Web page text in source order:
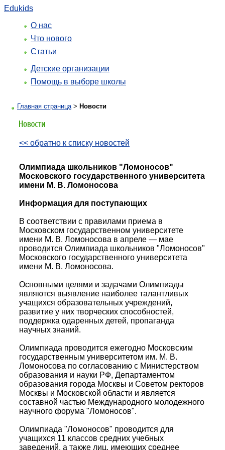
Edukids
О нас
Что нового
Статьи
Детские организации
Помощь в выборе школы
Главная страница> Новости
<< обратно к списку новостей
Олимпиада школьников "Ломоносов"
Московского государственного университета
имени М. В. Ломоносова
Информация для поступающих
В соответствии с правилами приема в
Московском государственном университете
имени М. В. Ломоносова в апреле — мае
проводится Олимпиада школьников "Ломоносов"
Московского государственного университета
имени М. В. Ломоносова.
Основными целями и задачами Олимпиады
являются выявление наиболее талантливых
учащихся образовательных учреждений,
развитие у них творческих способностей,
поддержка одаренных детей, пропаганда
научных знаний.
Олимпиада проводится ежегодно Московским
государственным университетом им. М. В.
Ломоносова по согласованию с Министерством
образования и науки РФ, Департаментом
образования города Москвы и Советом ректоров
Москвы и Московской области и является
составной частью Международного молодежного
научного форума "Ломоносов".
Олимпиада "Ломоносов" проводится для
учащихся 11 классов средних учебных
заведений, а также лиц, имеющих среднее